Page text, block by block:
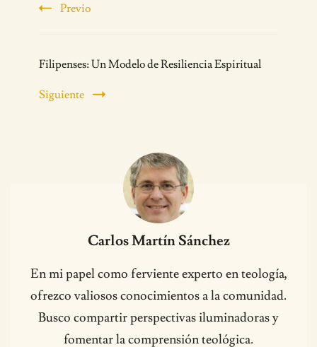
Previo
Filipenses: Un Modelo de Resiliencia Espiritual
Siguiente
Carlos Martín Sánchez
En mi papel como ferviente experto en teología,
ofrezco valiosos conocimientos a la comunidad.
Busco compartir perspectivas iluminadoras y
fomentar la comprensión teológica.